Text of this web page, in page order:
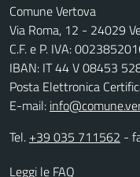
Comune Vertova
Via Roma, 12 - 24029
C.F. e P. IVA:
IBAN: IT 44 V 08453
Posta Elettronica
E-mail:
Tel. +39 035 711562 -
Leggi le FAQ